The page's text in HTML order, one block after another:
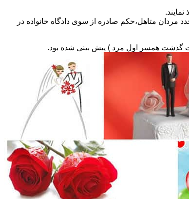
قبل از ثبت ازدواج مجدد مردان متاهل،حکم صادره از سوی دادگاه خانواده در
گذشت همسر اول مرد ) پیش بینی شده بود.